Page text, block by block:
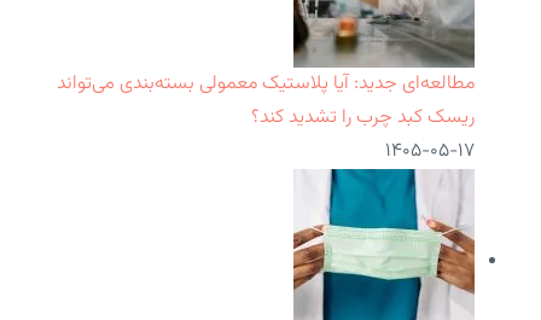
مطالعه‌ای جدید: آیا پلاستیک معمولی بسته‌بندی می‌تواند
ریسک کبد چرب را تشدید کند؟
۱۴۰۵-۰۵-۱۷